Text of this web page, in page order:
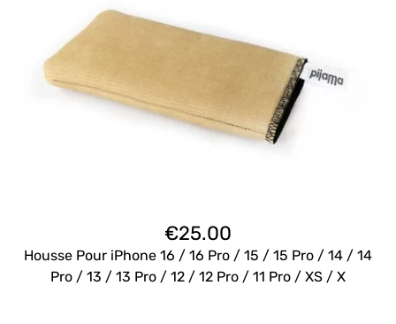
€25.00
Housse Pour iPhone 16 / 16 Pro / 15 / 15 Pro / 14 / 14
Pro / 13 / 13 Pro / 12 / 12 Pro / 11 Pro / XS / X